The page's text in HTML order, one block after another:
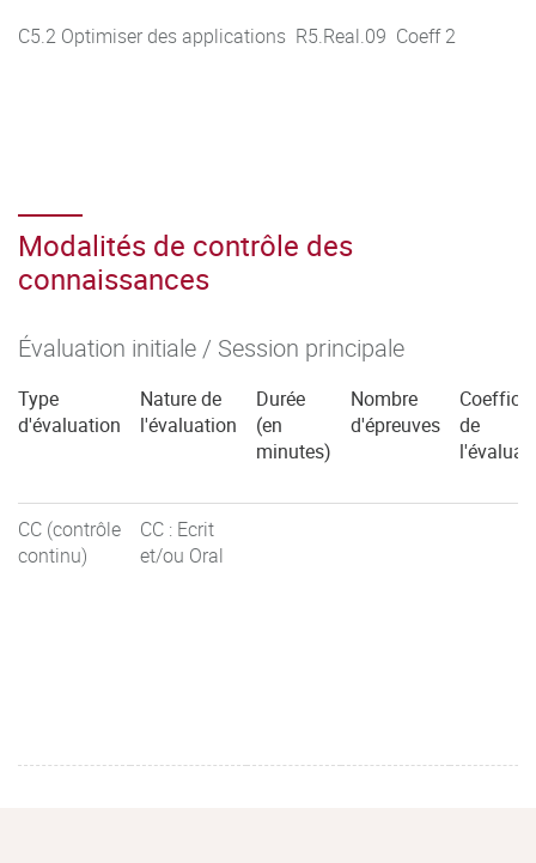
C5.2 Optimiser des applications R5.Real.09 Coeff 2
Modalités de contrôle des
connaissances
Évaluation initiale / Session principale
Type
d'évaluation
Nature de
l'évaluation
Durée
(en
minutes)
Nombre
d'épreuves
de
CC (contrôle
continu)
CC : Ecrit
et/ou Oral